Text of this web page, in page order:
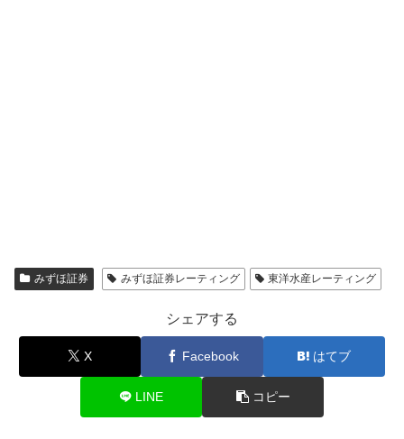
みずほ証券 みずほ証券レーティング 東洋水産レーティング
シェアする
X Facebook はてブ
LINE コピー